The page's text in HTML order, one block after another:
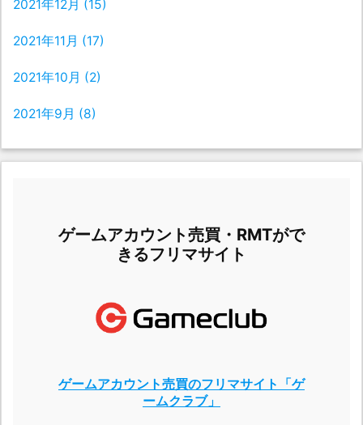
2021年12月 (15)
2021年11月 (17)
2021年10月 (2)
2021年9月 (8)
ゲームアカウント売買・RMTがで
きるフリマサイト
ゲームアカウント売買のフリマサイト「ゲ
ームクラブ」